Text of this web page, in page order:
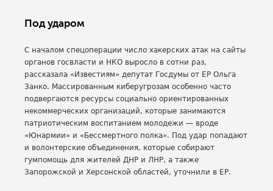
Под ударом
С началом спецоперации число хакерских атак на сайты
органов гоcвласти и НКО выросло в сотни раз,
рассказала «Известиям» депутат Госдумы от ЕР Ольга
Занко. Массированным киберугрозам особенно часто
подвергаются ресурсы социально ориентированных
некоммерческих организаций, которые занимаются
патриотическим воспитанием молодежи — вроде
«Юнармии» и «Бессмертного полка». Под удар попадают
и волонтерские объединения, которые собирают
гумпомощь для жителей ДНР и ЛНР, а также
Запорожской и Херсонской областей, уточнили в ЕР.